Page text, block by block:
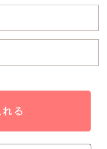
る
と下のラインが変